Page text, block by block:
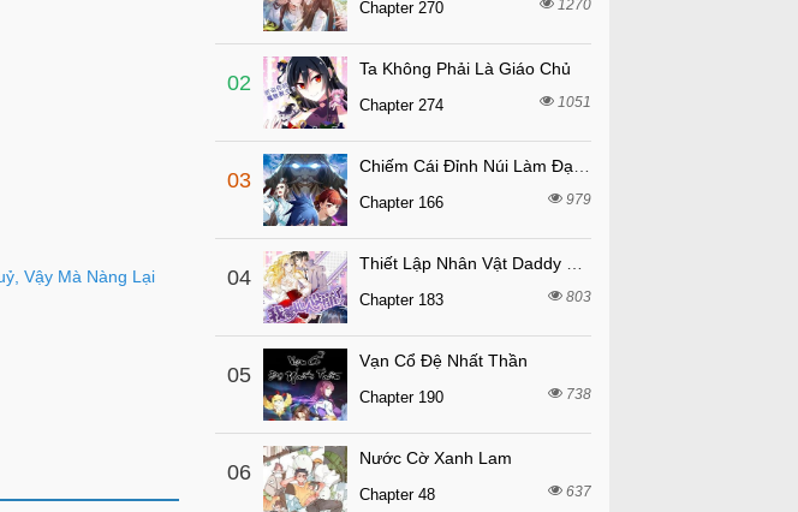
Vậy Mà Nàng Lại
Chapter 270 1270
02
Ta Không Phải Là Giáo Chủ
Chapter 274 1051
03
Chapter 166 979
04
Chapter 183 803
05
Vạn Cổ Đệ Nhất Thần
Chapter 190 738
06
Nước Cờ Xanh Lam
Chapter 48 637